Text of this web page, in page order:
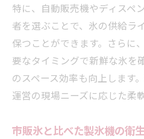
特に、自動販売機やディスペ
者を選ぶことで、氷の供給ラ
保つことができます。さらに
要なタイミングで新鮮な氷を
のスペース効率も向上します
運営の現場ニーズに応じた柔
市販氷と比べた製氷機の衛